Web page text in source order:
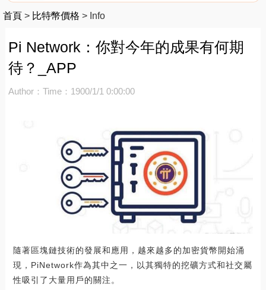
首頁 > 比特幣價格 > Info
Pi Network：你對今年的成果有何期
待？_APP
Author： Time：1900/1/1 0:00:00
隨著區塊鏈技術的發展和應用，越來越多的加密貨幣開始涌
現，PiNetwork作為其中之一，以其獨特的挖礦方式和社交屬
性吸引了大量用戶的關注。